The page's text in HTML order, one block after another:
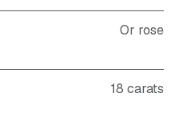
Or rose
18 carats